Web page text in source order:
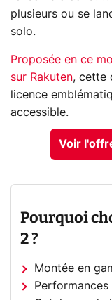
plusieurs ou se
solo.
Proposée en ce
sur Rakuten, cette
licence
accessible.
Voir
Pourquoi
2 ?
Montée en